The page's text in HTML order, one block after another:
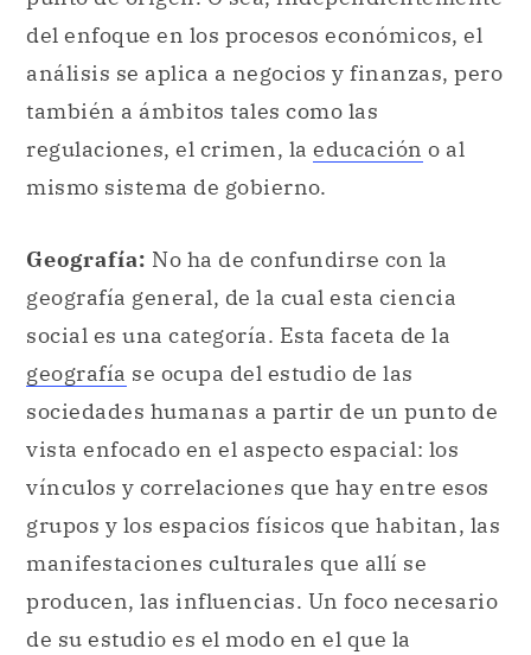
regulaciones, el crimen, laeducacióno al
mismo sistema de gobierno.
Geografía:No ha de confundirse con la
geografía general, de la cual esta ciencia
social es una categoría. Esta faceta de la
sociedades humanas a partir de un punto de
vista enfocado en el aspecto espacial: los
vínculos y correlaciones que hay entre esos
grupos y los espacios físicos que habitan, las
manifestaciones culturales que allí se
producen, las influencias. Un foco necesario
de su estudio es el modo en el que la
población se ha distribuido en la superficie
terrestre, sus causas y sus consecuencias.
Historia:En tanto ciencia social, la historia